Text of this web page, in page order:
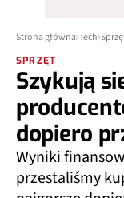
Strona główna Tech
SPRZĘT
Szykują
dopiero
Wyniki
przestaliśmy